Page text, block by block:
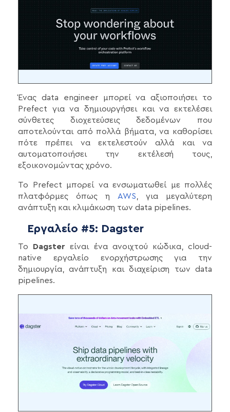
Ένας data engineer μπορεί να αξιοποιήσει το
Prefect για να δημιουργήσει και να εκτελέσει
σύνθετες διοχετεύσεις δεδομένων που
αποτελούνται από πολλά βήματα, να καθορίσει
πότε πρέπει να εκτελεστούν αλλά και να
αυτοματοποιήσει την εκτέλεσή τους,
εξοικονομώντας χρόνο.
Το Prefect μπορεί να ενσωματωθεί με πολλές
πλατφόρμες όπως η AWS , για μεγαλύτερη
ανάπτυξη και κλιμάκωση των data pipelines.
Εργαλείο #5: Dagster
Το Dagster είναι ένα ανοιχτού κώδικα, cloud-
native εργαλείο ενορχήστρωσης για την
δημιουργία, ανάπτυξη και διαχείριση των data
pipelines.